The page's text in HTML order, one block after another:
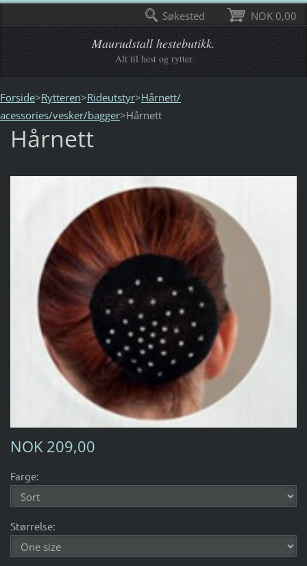
Maurudstall hestebutikk.
Alt til hest og rytter
Forside>Rytteren>Rideutstyr>Hårnett/
acessories/vesker/bagger>Hårnett
Hårnett
NOK 209,00
Farge:
Størrelse:
NOK 0,00
Søkested